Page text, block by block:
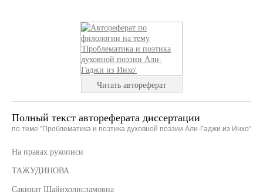
Читать автореферат
Полный текст автореферата диссертации
по теме "Проблематика и поэтика духовной поэзии Али-Гаджи из Инхо"
На правах рукописи
ТАЖУДИНОВА
Сакинат Шайихолисламовна